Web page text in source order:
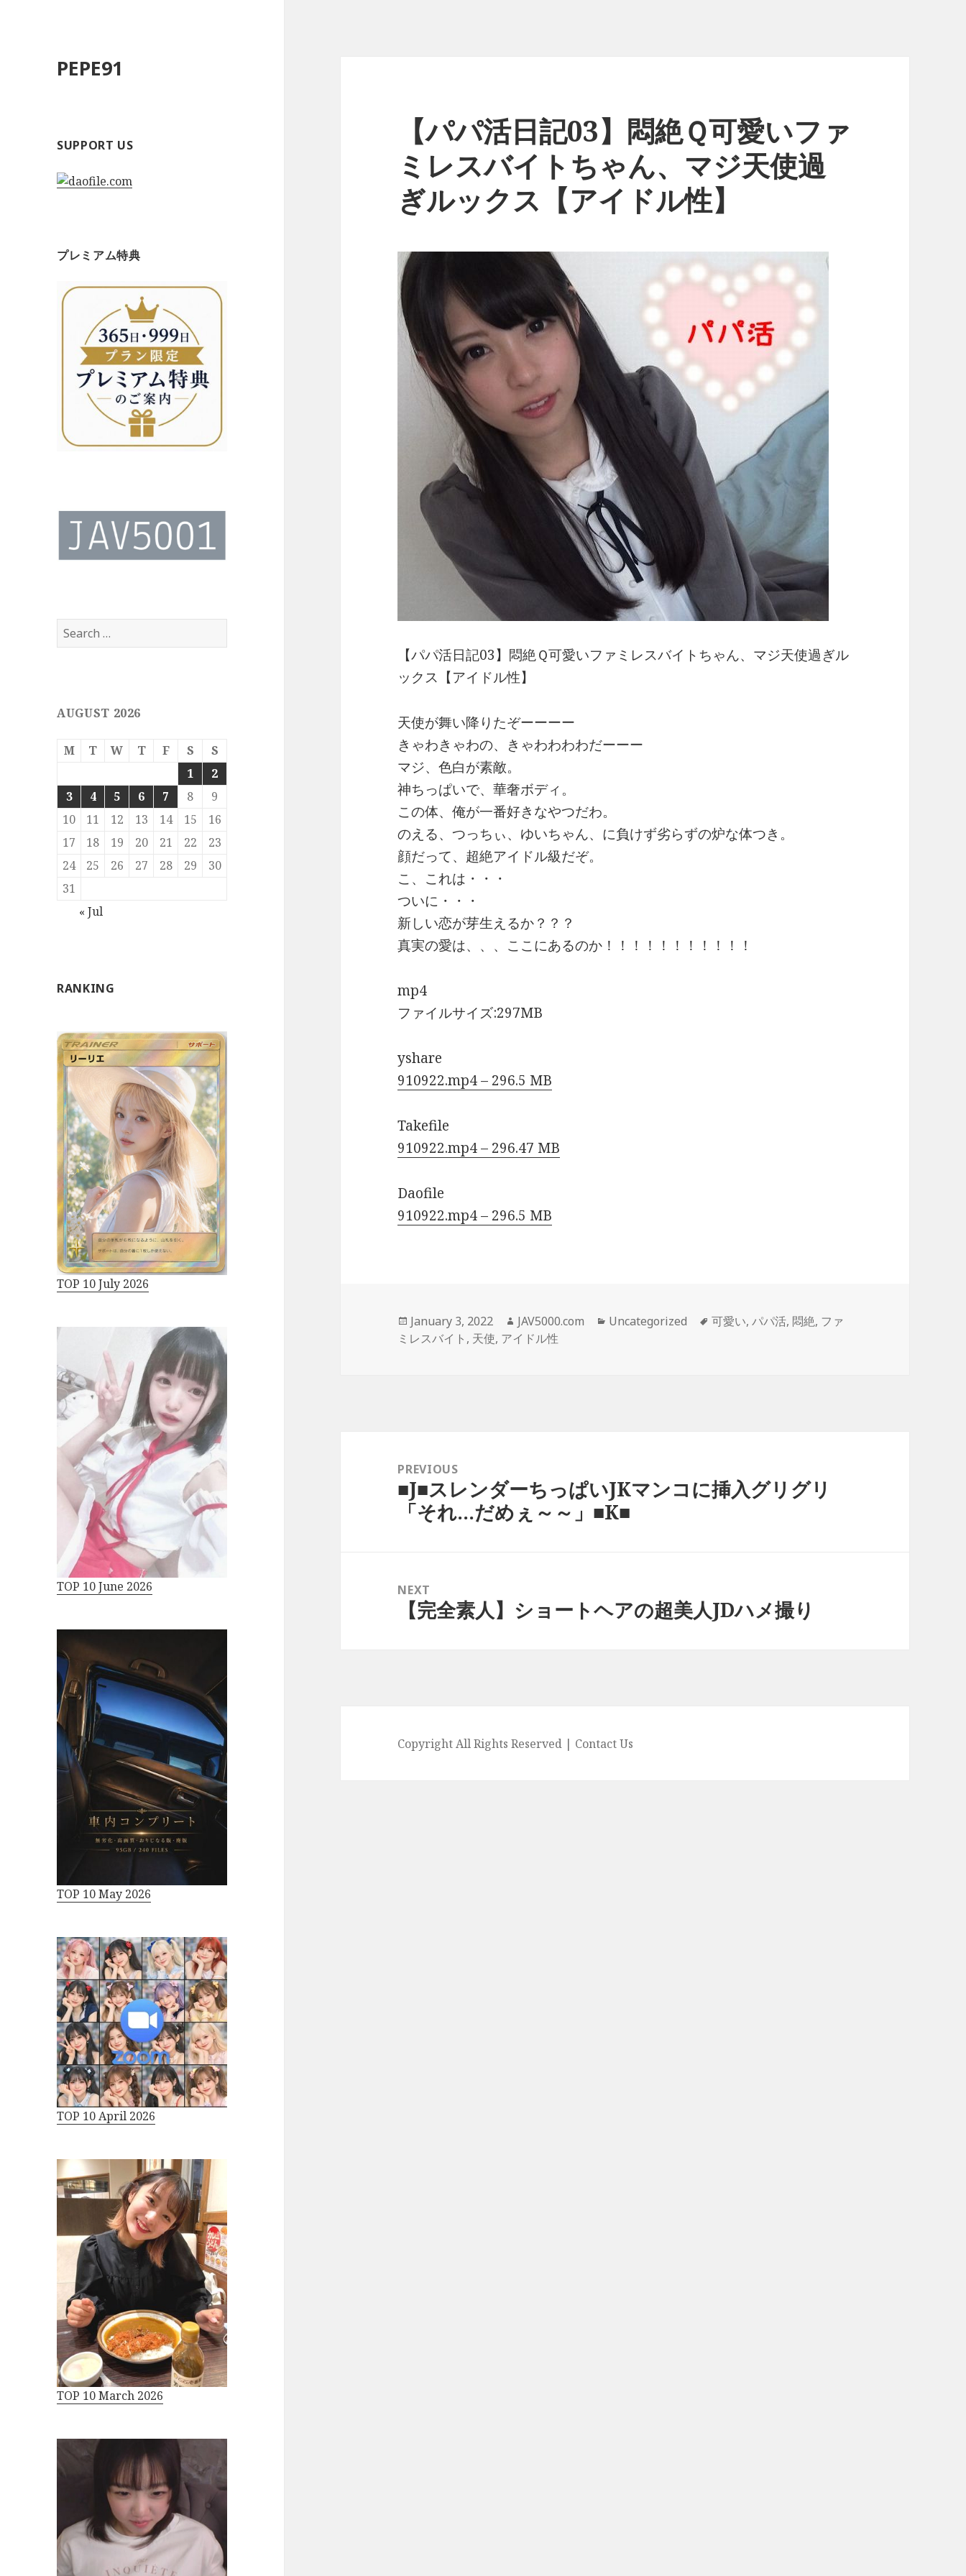
PEPE91
SUPPORT US
プレミアム特典
Search
for:
AUGUST 2026
M T W T F S
S
1
2
3
4 5 6 7 8
9
10
11 12 13 14 15
16
17
18 19 20 21 22
23
24
25 26 27 28 29
30
31
« Jul
RANKING
TOP 10 July 2026
TOP 10 June 2026
TOP 10 May 2026
TOP 10 April 2026
TOP 10 March 2026
【パパ活日記03】悶絶Ｑ可愛いファ
ミレスバイトちゃん、マジ天使過
ぎルックス【アイドル性】
【パパ活日記03】悶絶Ｑ可愛いファミレスバイトちゃん、マジ天使過ぎル
ックス【アイドル性】
天使が舞い降りたぞーーーー
きゃわきゃわの、きゃわわわわだーーー
マジ、色白が素敵。
神ちっぱいで、華奢ボディ。
この体、俺が一番好きなやつだわ。
のえる、つっちぃ、ゆいちゃん、に負けず劣らずの炉な体つき。
顔だって、超絶アイドル級だぞ。
こ、これは・・・
ついに・・・
新しい恋が芽生えるか？？？
真実の愛は、、、ここにあるのか！！！！！！！！！！！
mp4
ファイルサイズ:297MB
yshare
910922.mp4 – 296.5 MB
Takefile
910922.mp4 – 296.47 MB
Daofile
910922.mp4 – 296.5 MB
Posted
on
January 3, 2022 Author
JAV5000.com Categories
Uncategorized Tags
可愛い,パパ活, 悶絶, ファ
ミレスバイト , 天使, アイドル性
navigationPREVIOUS
Previous
post:
■J■スレンダーちっぱいJKマンコに挿入グリグリ
「それ…だめぇ～～」■K■
NEXT
Next
【完全素人】ショートヘアの超美人JDハメ撮り
Copyright All Rights Reserved | Contact Us